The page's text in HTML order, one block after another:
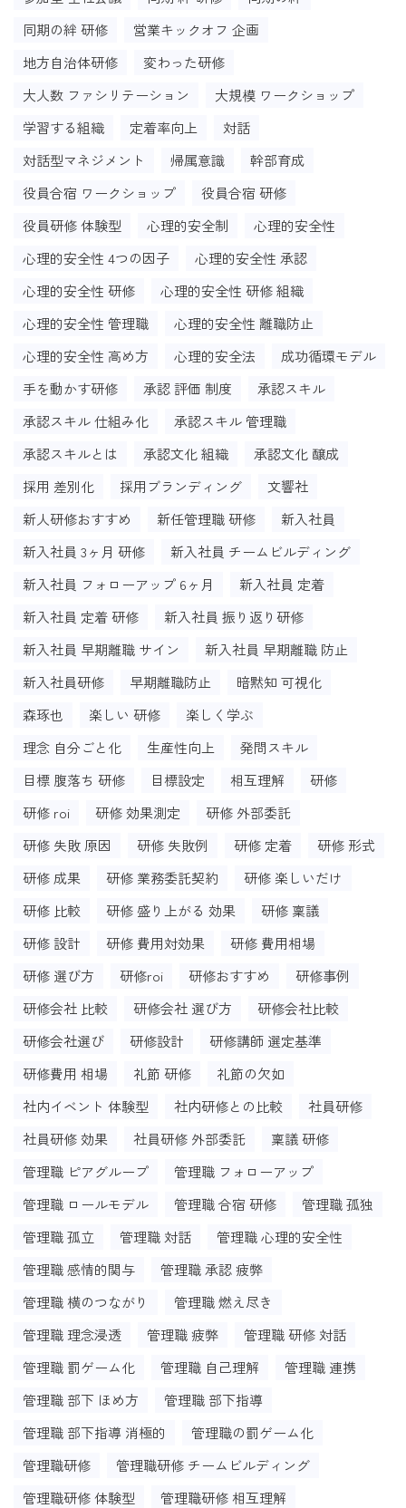
同期の絆 研修
営業キックオフ 企画
地方自治体研修
変わった研修
大人数 ファシリテーション
大規模 ワークショップ
学習する組織
定着率向上
対話
対話型マネジメント
帰属意識
幹部育成
役員合宿 ワークショップ
役員合宿 研修
役員研修 体験型
心理的安全制
心理的安全性
心理的安全性 4つの因子
心理的安全性 承認
心理的安全性 研修
心理的安全性 研修 組織
心理的安全性 管理職
心理的安全性 離職防止
心理的安全性 高め方
心理的安全法
成功循環モデル
手を動かす研修
承認 評価 制度
承認スキル
承認スキル 仕組み化
承認スキル 管理職
承認スキルとは
承認文化 組織
承認文化 醸成
採用 差別化
採用ブランディング
文響社
新人研修おすすめ
新任管理職 研修
新入社員
新入社員 3ヶ月 研修
新入社員 チームビルディング
新入社員 フォローアップ 6ヶ月
新入社員 定着
新入社員 定着 研修
新入社員 振り返り研修
新入社員 早期離職 サイン
新入社員 早期離職 防止
新入社員研修
早期離職防止
暗黙知 可視化
森琢也
楽しい 研修
楽しく学ぶ
理念 自分ごと化
生産性向上
発問スキル
目標 腹落ち 研修
目標設定 相互理解
研修
研修 roi
研修 効果測定
研修 外部委託
研修 失敗 原因
研修 失敗例 研修 定着
研修 形式
研修 成果
研修 業務委託契約
研修 楽しいだけ
研修 比較
研修 盛り上がる 効果
研修 稟議
研修 設計
研修 費用対効果
研修 費用相場
研修 選び方
研修roi 研修おすすめ
研修事例
研修会社 比較
研修会社 選び方
研修会社比較
研修会社選び
研修設計
研修講師 選定基準
研修費用 相場
礼節 研修
礼節の欠如
社内イベント 体験型
社内研修との比較
社員研修
社員研修 効果
社員研修 外部委託
稟議 研修
管理職 ピアグループ
管理職 フォローアップ
管理職 ロールモデル
管理職 合宿 研修
管理職 孤独
管理職 孤立
管理職 対話
管理職 心理的安全性
管理職 感情的関与
管理職 承認 疲弊
管理職 横のつながり
管理職 燃え尽き
管理職 理念浸透
管理職 疲弊
管理職 研修 対話
管理職 罰ゲーム化
管理職 自己理解
管理職 連携
管理職 部下 ほめ方
管理職 部下指導
管理職 部下指導 消極的
管理職の罰ゲーム化
管理職研修
管理職研修 チームビルディング
管理職研修 体験型
管理職研修 相互理解